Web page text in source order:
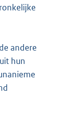
andere
hun